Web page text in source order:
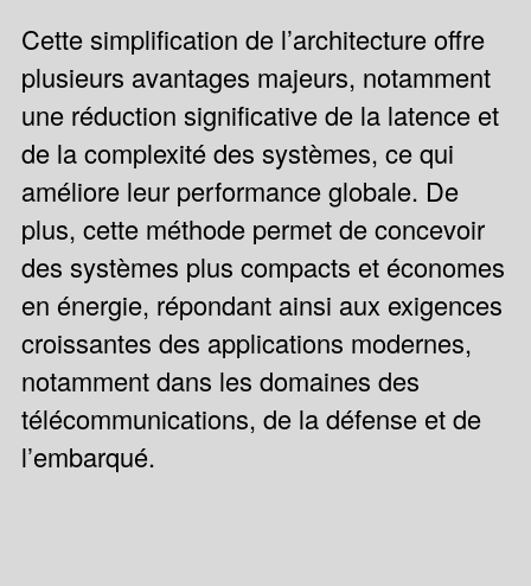
Cette simplification de l’architecture offre
plusieurs avantages majeurs, notamment
une réduction significative de la latence et
de la complexité des systèmes, ce qui
améliore leur performance globale. De
plus, cette méthode permet de concevoir
des systèmes plus compacts et économes
en énergie, répondant ainsi aux exigences
croissantes des applications modernes,
notamment dans les domaines des
télécommunications, de la défense et de
l’embarqué.